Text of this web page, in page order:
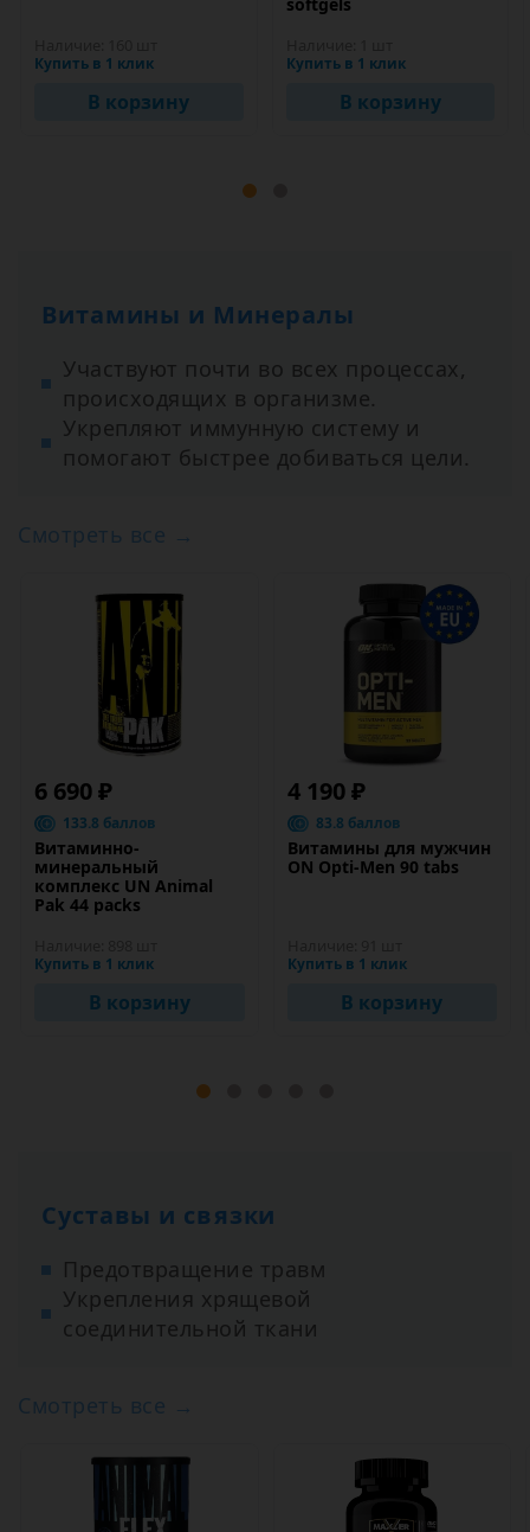
Купить в 1 клик
В корзину
Купить в 1 клик
В корзину
Витамины и Минералы
Участвуют почти во всех процессах,
происходящих в организме.
Укрепляют иммунную систему и
помогают быстрее добиваться цели.
Смотреть все →
6 690 ₽
133.8 баллов
Витаминно-
минеральный
комплекс UN Animal
Pak 44 packs
Купить в 1 клик
В корзину
4 190 ₽
83.8 баллов
Витамины для мужчин
ON Opti-Men 90 tabs
Купить в 1 клик
В корзину
Суставы и связки
Предотвращение травм
Укрепления хрящевой
соединительной ткани
Смотреть все →